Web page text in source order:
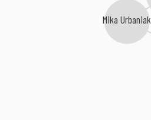
Mika Urbaniak